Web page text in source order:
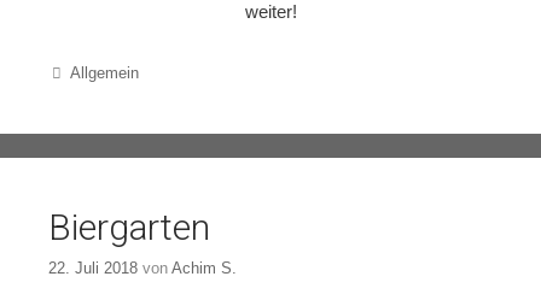
weiter!
Categories
Allgemein
Biergarten
22. Juli 2018 von Achim S.